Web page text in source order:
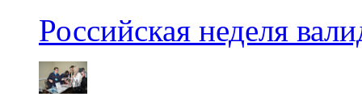
Российская неделя